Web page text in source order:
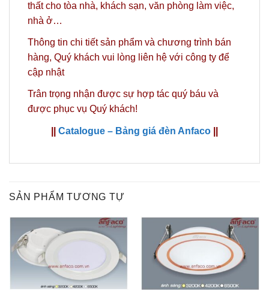
thất cho tòa nhà, khách sạn, văn phòng làm việc,
nhà ở…
Thông tin chi tiết sản phẩm và chương trình bán
hàng, Quý khách vui lòng liên hệ với công ty để
cập nhật
Trân trọng nhận được sự hợp tác quý báu và
được phục vụ Quý khách!
Catalogue – Bảng giá đèn Anfaco
SẢN PHẨM TƯƠNG TỰ